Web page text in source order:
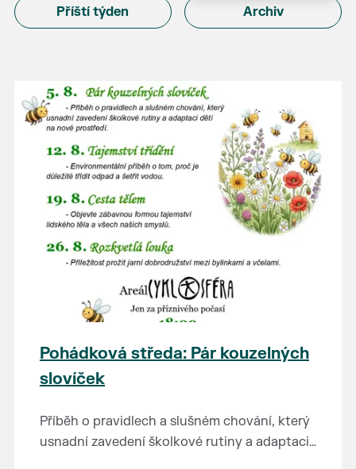
Příští týden Archiv
Pohádková středa: Pár kouzelných
slovíček
Příběh o pravidlech a slušném chování, který
usnadní zavedení školkové rutiny a adaptaci